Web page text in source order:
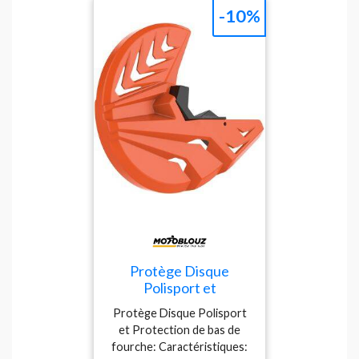
elle allie confort au
quotidien et protection
sans compromis.
Protège Disque
Polisport et
Protection de bas de
fourche
Protège Disque Polisport
et Protection de bas de
fourche: Caractéristiques:
-10%